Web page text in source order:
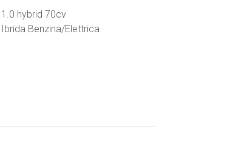
1.0 hybrid 70cv
Ibrida Benzina/Elettrica